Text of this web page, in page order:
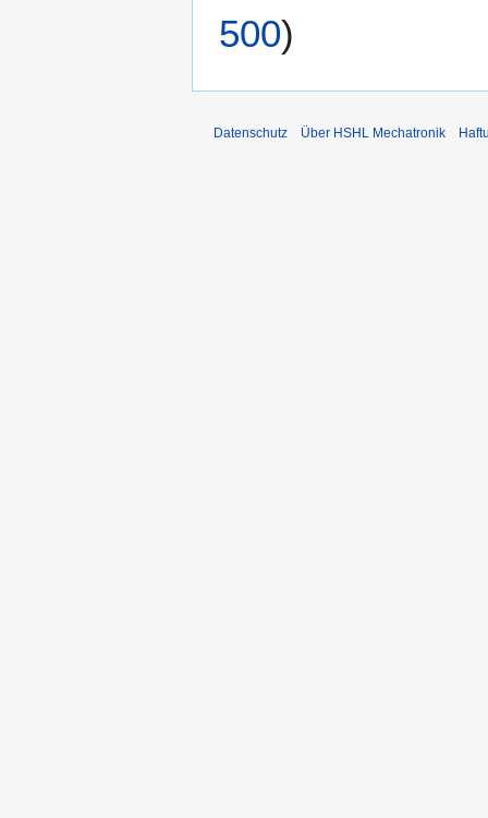
500)
Datenschutz Über HSHL Mechatronik